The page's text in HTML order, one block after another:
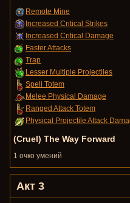
Remote Mine
Increased Critical Strikes
Increased Critical Damage
Faster Attacks
Trap
Lesser Multiple Projectiles
Spell Totem
Melee Physical Damage
Ranged Attack Totem
Physical Projectile Attack
(Cruel) The Way Forward
1 очко умений
Акт 3